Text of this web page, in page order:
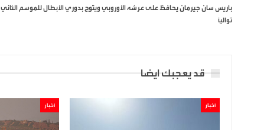
باريس سان جيرمان يحافظ على عرشه الأوروبي ويتوج بدوري الأبطال للموسم الثاني
توالياً
قد يعجبك ايضا
أخبار أخبار